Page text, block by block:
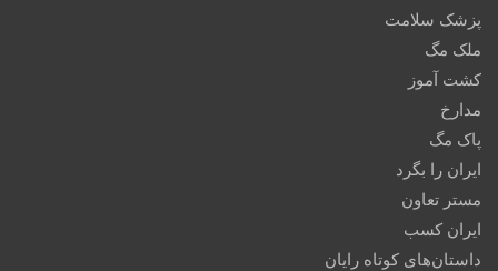
پزشک سلامت
ملک مگ
کشت آموز
مدارخ
پاک مگ
ایران را بگرد
مستر تعاون
ایران کسب
داستان‌های کوتاه رایان